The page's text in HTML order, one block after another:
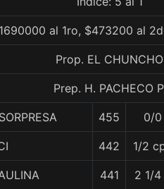
al 1ro, $473200 al
Prop. EL CHUNCHO
Prep. H. PACHECO
455 0/0
442 1/2
441 2 1/4